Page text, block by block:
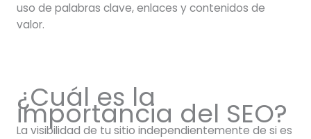
uso de palabras clave, enlaces y contenidos de
valor.
¿Cuál es la
importancia del SEO?
La visibilidad de tu sitio independientemente de si es